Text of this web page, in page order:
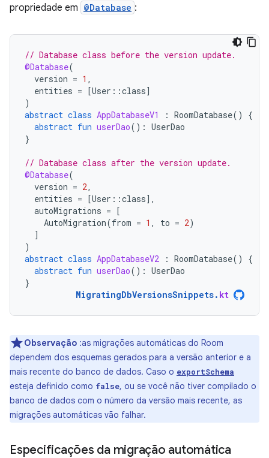
propriedade em @Database :
// Database class before the version update.
@Database(
version = 1 ,
entities = [User ::class]
)
abstract class AppDatabaseV1 : RoomDatabase()
{
abstract fun userDao(): UserDao
}
// Database class after the version update.
@Database(
version = 2,
entities = [User ::class] ,
autoMigrations = [
AutoMigration(from = 1 , to = 2)
]
)
abstract class AppDatabaseV2 : RoomDatabase()
{
abstract fun userDao(): UserDao
}
MigratingDbVersionsSnippets. kt
Observação :as migrações automáticas do Room
dependem dos esquemas gerados para a versão anterior e a
mais recente do banco de dados. Caso o exportSchema
esteja definido como false, ou se você não tiver compilado o
banco de dados com o número da versão mais recente, as
migrações automáticas vão falhar.
Especificações da migração automática